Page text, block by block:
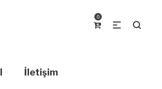
0
İletişim